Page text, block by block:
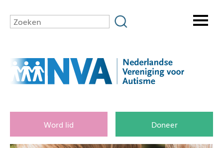
Word lid Doneer